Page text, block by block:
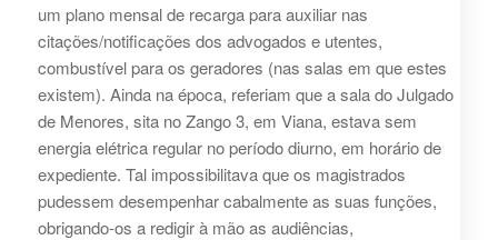
um plano mensal de recarga para auxiliar nas
citações/notificações dos advogados e utentes,
combustível para os geradores (nas salas em que estes
existem). Ainda na época, referiam que a sala do Julgado
de Menores, sita no Zango 3, em Viana, estava sem
energia elétrica regular no período diurno, em horário de
expediente. Tal impossibilitava que os magistrados
pudessem desempenhar cabalmente as suas funções,
obrigando-os a redigir à mão as audiências,